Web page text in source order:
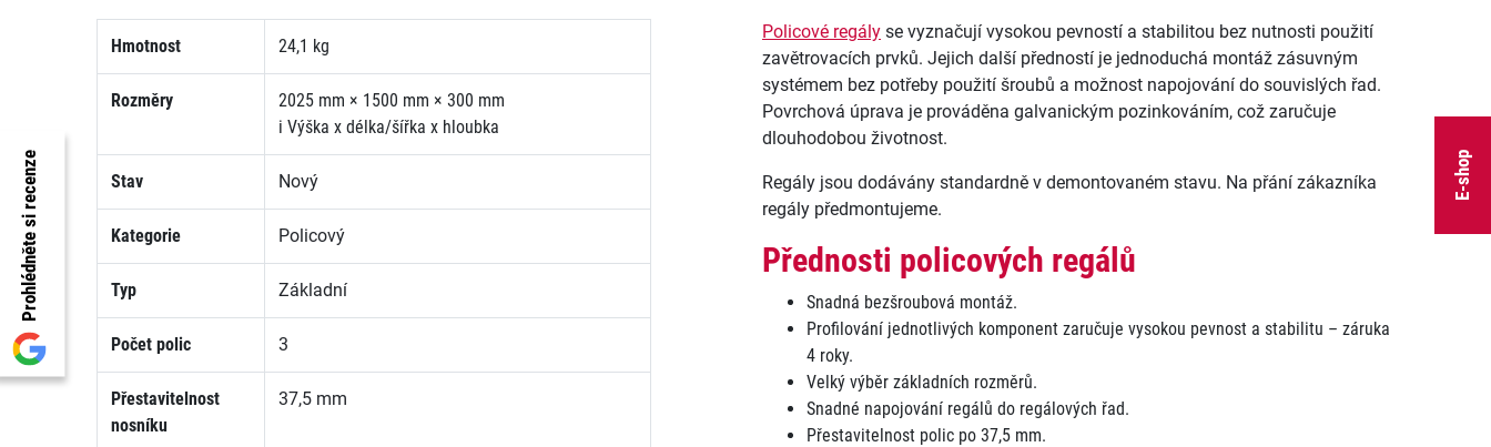
E-shop
Prohlédněte si recenze
Hmotnost 24,1 kg
Rozměry
2025 mm × 1500 mm × 300 mm
i Výška x délka/šířka x hloubka
Stav Nový
Kategorie Policový
Typ Základní
Počet polic 3
Přestavitelnost
nosníku
37,5 mm
Policové regály se vyznačují vysokou pevností a stabilitou bez nutnosti použití
zavětrovacích prvků. Jejich další předností je jednoduchá montáž zásuvným
systémem bez potřeby použití šroubů a možnost napojování do souvislých řad.
Povrchová úprava je prováděna galvanickým pozinkováním, což zaručuje
dlouhodobou životnost.
Regály jsou dodávány standardně v demontovaném stavu. Na přání zákazníka
regály předmontujeme.
Přednosti policových regálů
Snadná bezšroubová montáž.
Profilování jednotlivých komponent zaručuje vysokou pevnost a stabilitu – záruka
4 roky.
Velký výběr základních rozměrů.
Snadné napojování regálů do regálových řad.
Přestavitelnost polic po 37,5 mm.